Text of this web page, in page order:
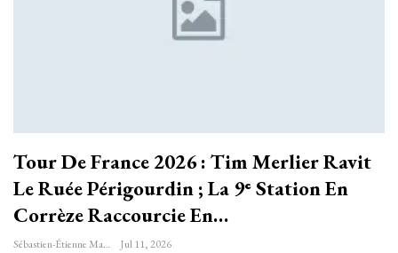
Tour De France 2026 : Tim Merlier Ravit
Le Ruée Périgourdin ; La 9ᵉ Station En
Corrèze Raccourcie En…
Sébastien-Étienne Marechal Jul 11, 2026